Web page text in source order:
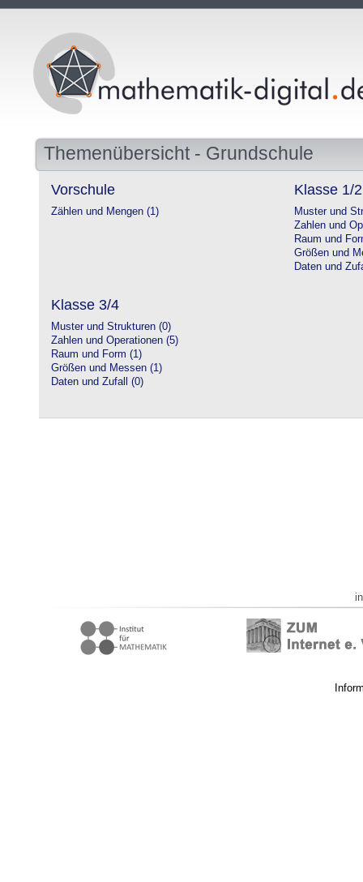
Themenübersicht - Grundschule
Vorschule
Zählen und Mengen (1)
Klasse 1/2
Muster und
Zahlen und
Raum und
Größen und
Daten und
Klasse 3/4
Muster und Strukturen (0)
Zahlen und Operationen (5)
Raum und Form (1)
Größen und Messen (1)
Daten und Zufall (0)